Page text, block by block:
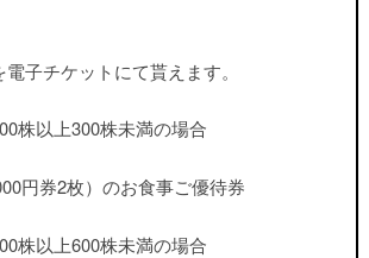
子チケットにて貰えます。
株以上300株未満の場合
円券2枚）のお食事ご優待券
株以上600株未満の場合